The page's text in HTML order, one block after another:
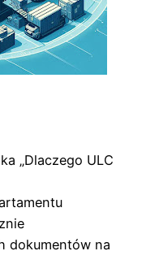
„Dlaczego ULC
dokumentów na